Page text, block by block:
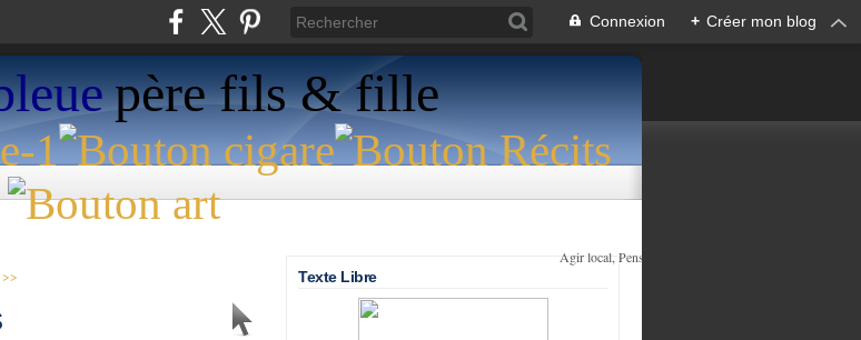
Connexion + Créer mon blog
père fils & fille
Agir local, Penser global
>>
Texte Libre